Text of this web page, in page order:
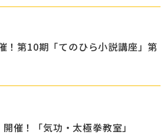
！第10期「てのひら小説講座」第
催！「気功・太極拳教室」